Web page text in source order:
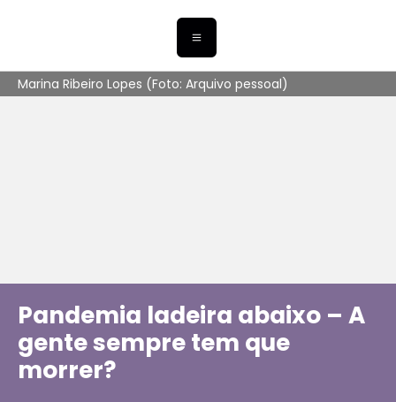
Marina Ribeiro Lopes (Foto: Arquivo pessoal)
Pandemia ladeira abaixo – A
gente sempre tem que
morrer?